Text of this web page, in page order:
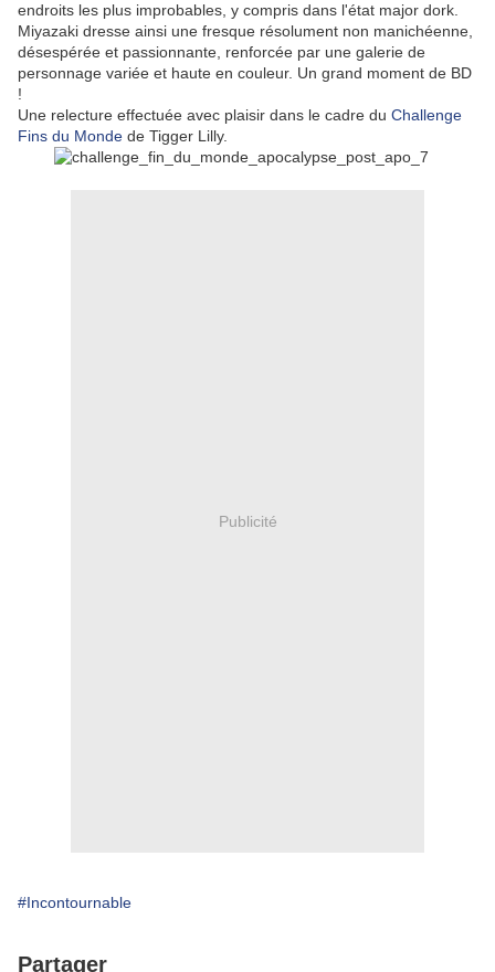
endroits les plus improbables, y compris dans l'état major dork.
Miyazaki dresse ainsi une fresque résolument non manichéenne,
désespérée et passionnante, renforcée par une galerie de
personnage variée et haute en couleur. Un grand moment de BD
!
Une relecture effectuée avec plaisir dans le cadre du Challenge
Fins du Monde de Tigger Lilly.
Publicité
#Incontournable
Partager